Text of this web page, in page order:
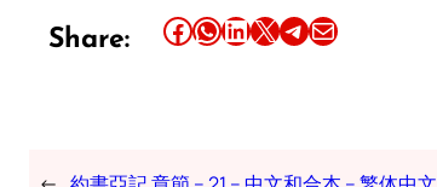
Share: Share this article on Facebook Share this article on WhatsApp Share this article on LinkedIn Share this article on X Share this article on TelegramEmail this Article